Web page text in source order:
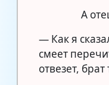
А
— Как я
смеет
отвезет, брат